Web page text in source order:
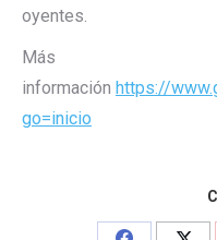
oyentes.
Más
información https://
go=inicio